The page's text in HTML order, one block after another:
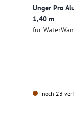
Unger Pro
1,40 m
für
noch 23